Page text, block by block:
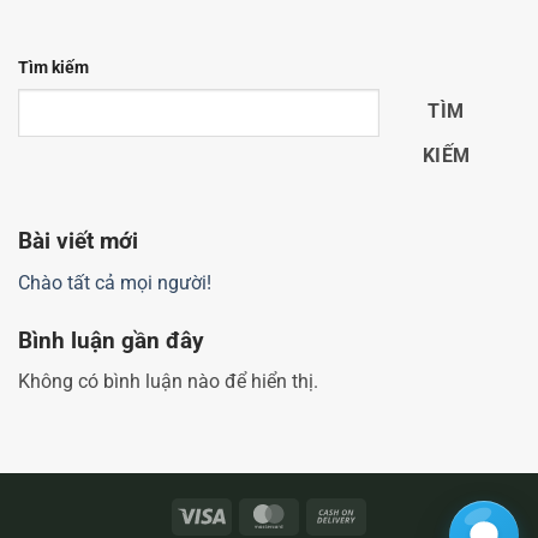
Tìm kiếm
TÌM
KIẾM
Bài viết mới
Chào tất cả mọi người!
Bình luận gần đây
Không có bình luận nào để hiển thị.
Visa MasterCard